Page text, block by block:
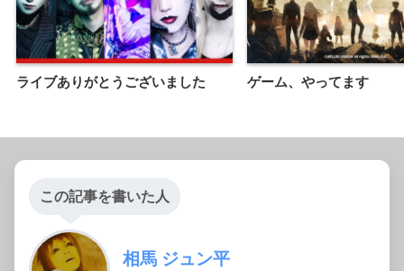
ライブありがとうございました ゲーム、やってます
この記事を書いた人
相馬 ジュン平